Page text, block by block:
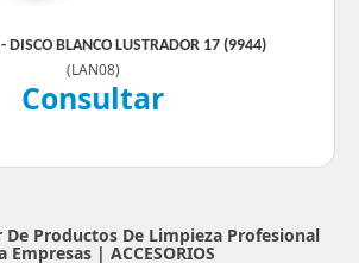
DISCO BLANCO LUSTRADOR 17 (9944)
(LAN08)
Consultar
Productos De Limpieza Profesional
Empresas | ACCESORIOS